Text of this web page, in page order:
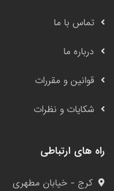
تماس با ما
درباره ما
قوانین و مقررات
شکایات و نظرات
راه های ارتباطی
کرج - خیابان مطهری